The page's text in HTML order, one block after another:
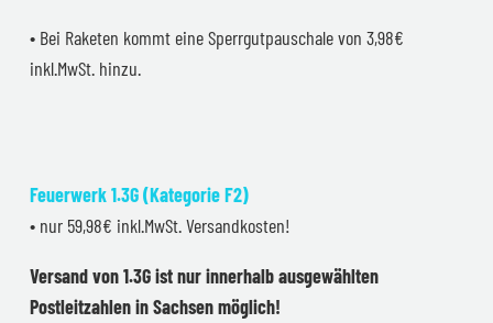
• Bei Raketen kommt eine Sperrgutpauschale von 3,98€
inkl.MwSt. hinzu.
Feuerwerk 1.3G (Kategorie F2)
• nur 59,98€ inkl.MwSt. Versandkosten!
Versand von 1.3G ist nur innerhalb ausgewählten
Postleitzahlen in Sachsen möglich!